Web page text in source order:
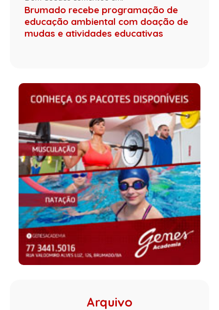
Brumado recebe programação de
educação ambiental com doação de
mudas e atividades educativas
Arquivo